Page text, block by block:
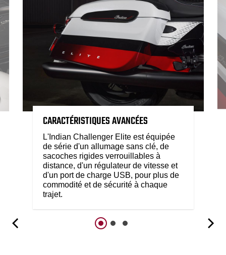
CARACTÉRISTIQUES AVANCÉES
L'Indian Challenger Elite est équipée
de série d'un allumage sans clé, de
sacoches rigides verrouillables à
distance, d'un régulateur de vitesse et
d'un port de charge USB, pour plus de
commodité et de sécurité à chaque
trajet.